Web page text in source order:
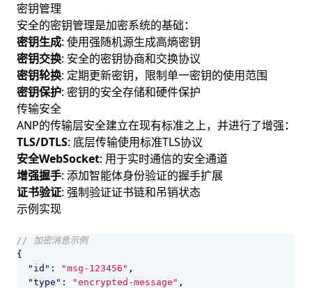
密钥管理
安全的密钥管理是加密系统的基础：
密钥生成: 使用强随机源生成高熵密钥
密钥交换: 安全的密钥协商和交换协议
密钥轮换: 定期更新密钥，限制单一密钥的使用范围
密钥保护: 密钥的安全存储和硬件保护
传输安全
ANP的传输层安全建立在现有标准之上，并进行了增强：
TLS/DTLS: 底层传输使用标准TLS协议
安全WebSocket: 用于实时通信的安全通道
增强握手: 添加智能体身份验证的握手扩展
证书验证: 强制验证证书链和吊销状态
示例实现
{
"id" : "msg-123456" ,
"type" : "encrypted-message" ,